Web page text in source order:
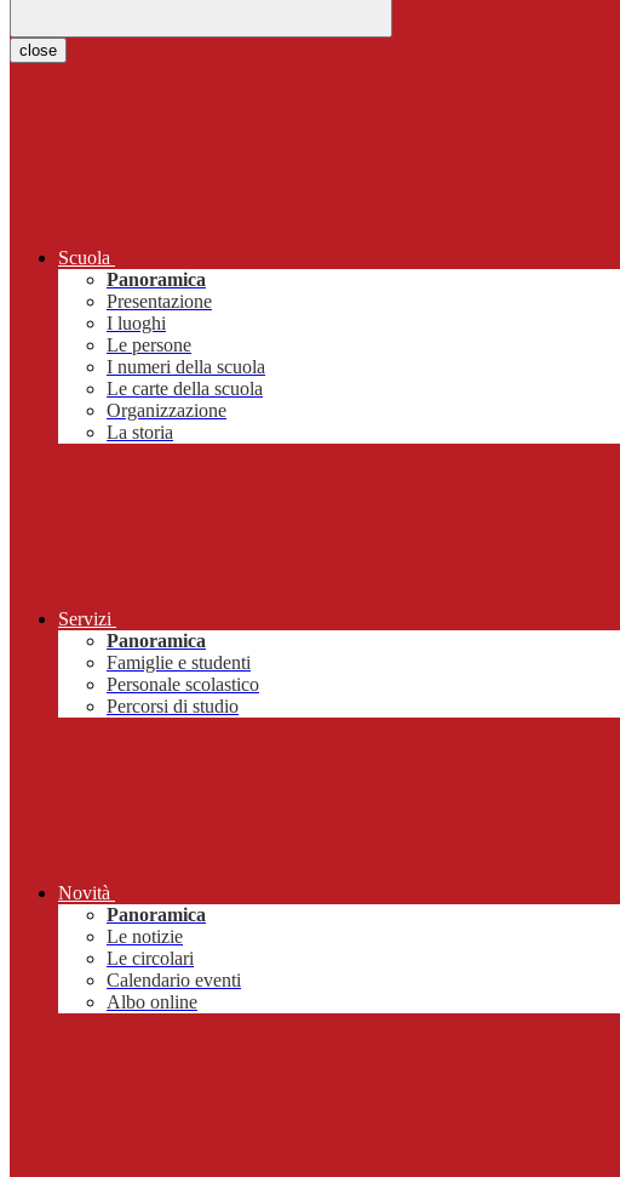
close
Scuola
Panoramica
Presentazione
I luoghi
Le persone
I numeri della scuola
Le carte della scuola
Organizzazione
La storia
Servizi
Panoramica
Famiglie e studenti
Personale scolastico
Percorsi di studio
Novità
Panoramica
Le notizie
Le circolari
Calendario eventi
Albo online